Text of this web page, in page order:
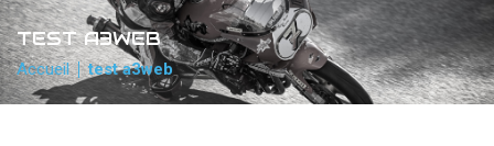
PHOTOS / WEB TV
PARTENAIRES
TEST A3WEB
Accueil test a3web